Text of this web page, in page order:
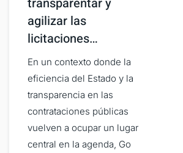
agilizar las
licitaciones…
En un contexto donde la
eficiencia del Estado y la
transparencia en las
contrataciones públicas
vuelven a ocupar un lugar
central en la agenda, Go